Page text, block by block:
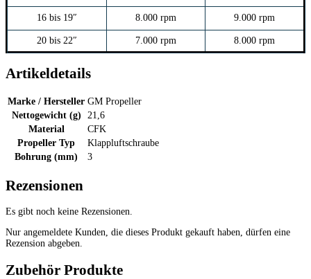
16 bis 19″ 8.000 rpm 9.000 rpm
20 bis 22″ 7.000 rpm 8.000 rpm
Artikeldetails
Marke / Hersteller GM Propeller
Nettogewicht (g)
21,6
Material
CFK
Propeller Typ
Klappluftschraube
Bohrung (mm)
3
Rezensionen
Es gibt noch keine Rezensionen.
Nur angemeldete Kunden, die dieses Produkt gekauft haben, dürfen eine
Rezension abgeben.
Zubehör Produkte